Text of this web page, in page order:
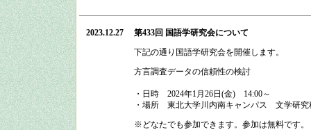
2023.12.27 第433回 国語学研究会について
下記の通り 国語学研究会を開催します。
方言調査データの信頼性の検討
・日時 2024年1月 26日 (金) 14:00～
・場所 東北大学川内南キャンパス 文学研究
※どなたでも参加できます。参加は無料です。